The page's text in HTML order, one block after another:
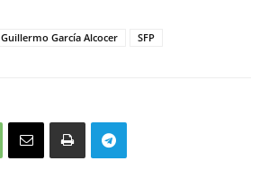
Guillermo García Alcocer SFP